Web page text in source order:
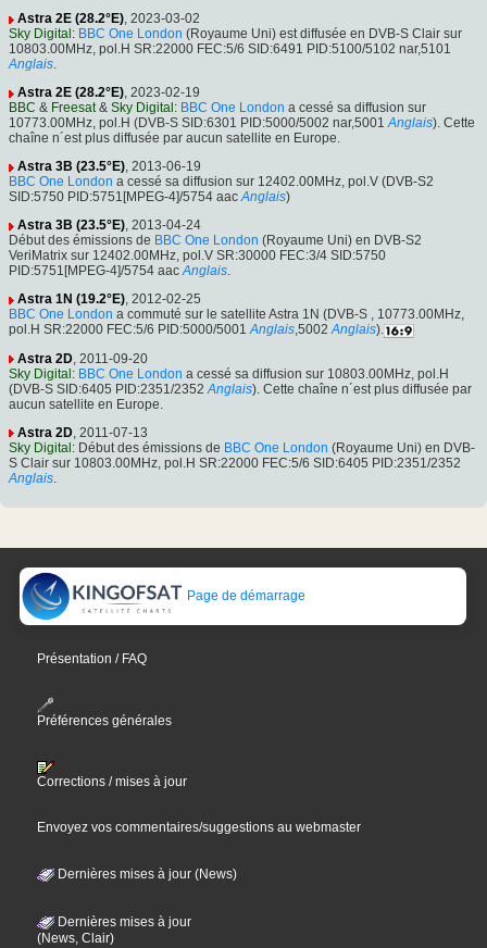
Astra 2E (28.2°E), 2023-03-02
Sky Digital : BBC One London (Royaume Uni) est diffusée en DVB-S Clair sur
10803.00MHz, pol.H SR:22000 FEC:5/6 SID:6491 PID:5100/5102 nar,5101
Anglais.
Astra 2E (28.2°E), 2023-02-19
BBC & Freesat& Sky Digital : BBC One London a cessé sa diffusion sur
10773.00MHz, pol.H (DVB-S SID:6301 PID:5000/5002 nar,5001 Anglais). Cette
chaîne n´est plus diffusée par aucun satellite en Europe.
Astra 3B (23.5°E), 2013-06-19
BBC One London a cessé sa diffusion sur 12402.00MHz, pol.V (DVB-S2
SID:5750 PID:5751[MPEG-4]/5754 aac Anglais)
Astra 3B (23.5°E), 2013-04-24
Début des émissions de BBC One London (Royaume Uni) en DVB-S2
VeriMatrix sur 12402.00MHz, pol.V SR:30000 FEC:3/4 SID:5750
PID:5751[MPEG-4]/5754 aac Anglais.
Astra 1N (19.2°E), 2012-02-25
BBC One London a commuté sur le satellite Astra 1N (DVB-S , 10773.00MHz,
pol.H SR:22000 FEC:5/6 PID:5000/5001 Anglais,5002 Anglais).
Astra 2D , 2011-09-20
Sky Digital: BBC One London a cessé sa diffusion sur 10803.00MHz, pol.H
(DVB-S SID:6405 PID:2351/2352 Anglais). Cette chaîne n´est plus diffusée par
aucun satellite en Europe.
Astra 2D , 2011-07-13
Sky Digital: Début des émissions de BBC One London (Royaume Uni) en DVB-
S Clair sur 10803.00MHz, pol.H SR:22000 FEC:5/6 SID:6405 PID:2351/2352
Anglais
Page de démarrage
Présentation / FAQ
Préférences générales
Corrections / mises à jour
Envoyez vos commentaires/suggestions au webmaster
Dernières mises à jour (News)
Dernières mises à jour
(News, Clair)